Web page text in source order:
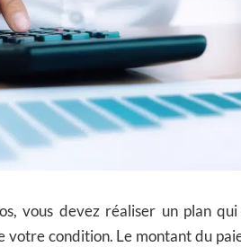
vous devez réaliser un plan
votre condition. Le montant du